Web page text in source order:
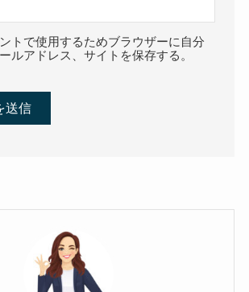
トで使用するためブラウザーに自分
ルアドレス、サイトを保存する。